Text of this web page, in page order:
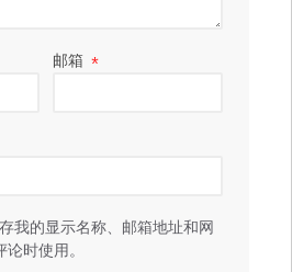
邮箱*
我的显示名称、邮箱地址和网
时使用。